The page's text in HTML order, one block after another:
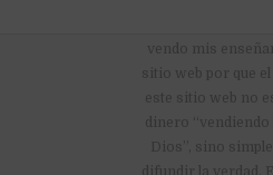
vendo mis
sitio web por que el
este sitio web no
dinero “vendiendo
Dios”, sino
difundir la verdad.